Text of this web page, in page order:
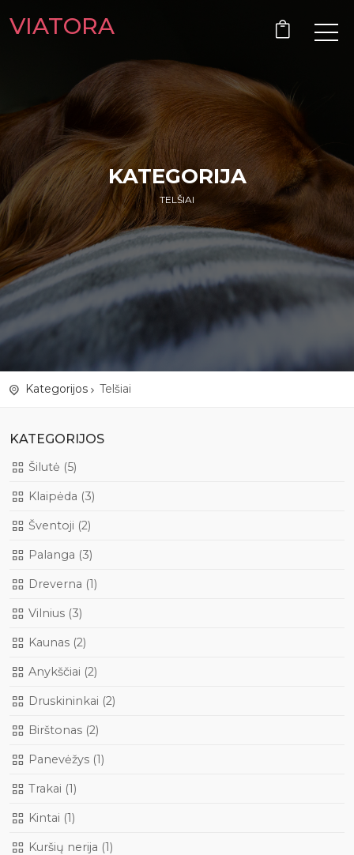
VIATORA
KATEGORIJA
TELŠIAI
Kategorijos Telšiai
KATEGORIJOS
Šilutė (5)
Klaipėda (3)
Šventoji (2)
Palanga (3)
Dreverna (1)
Vilnius (3)
Kaunas (2)
Anykščiai (2)
Druskininkai (2)
Birštonas (2)
Panevėžys (1)
Trakai (1)
Kintai (1)
Kuršių nerija (1)